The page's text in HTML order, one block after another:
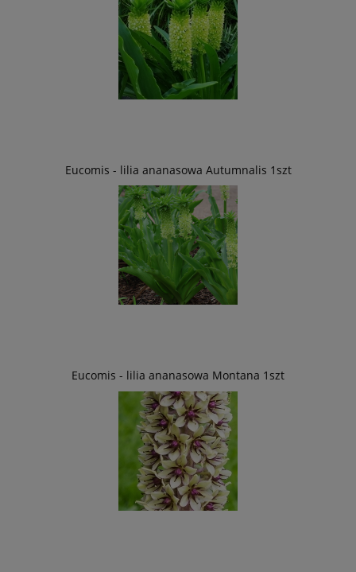
Eucomis - lilia ananasowa Autumnalis 1szt
Eucomis - lilia ananasowa Montana 1szt